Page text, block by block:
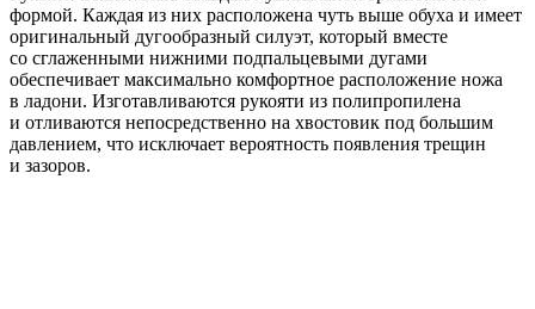
формой. Каждая из них расположена чуть выше обуха и имеет
оригинальный дугообразный силуэт, который вместе
со сглаженными нижними подпальцевыми дугами
обеспечивает максимально комфортное расположение ножа
в ладони. Изготавливаются рукояти из полипропилена
и отливаются непосредственно на хвостовик под большим
давлением, что исключает вероятность появления трещин
и зазоров.